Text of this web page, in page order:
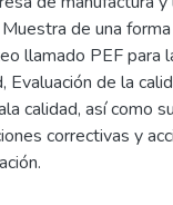
de una
llamado PEF para
Evaluación de la
calidad, así como
correctivas y